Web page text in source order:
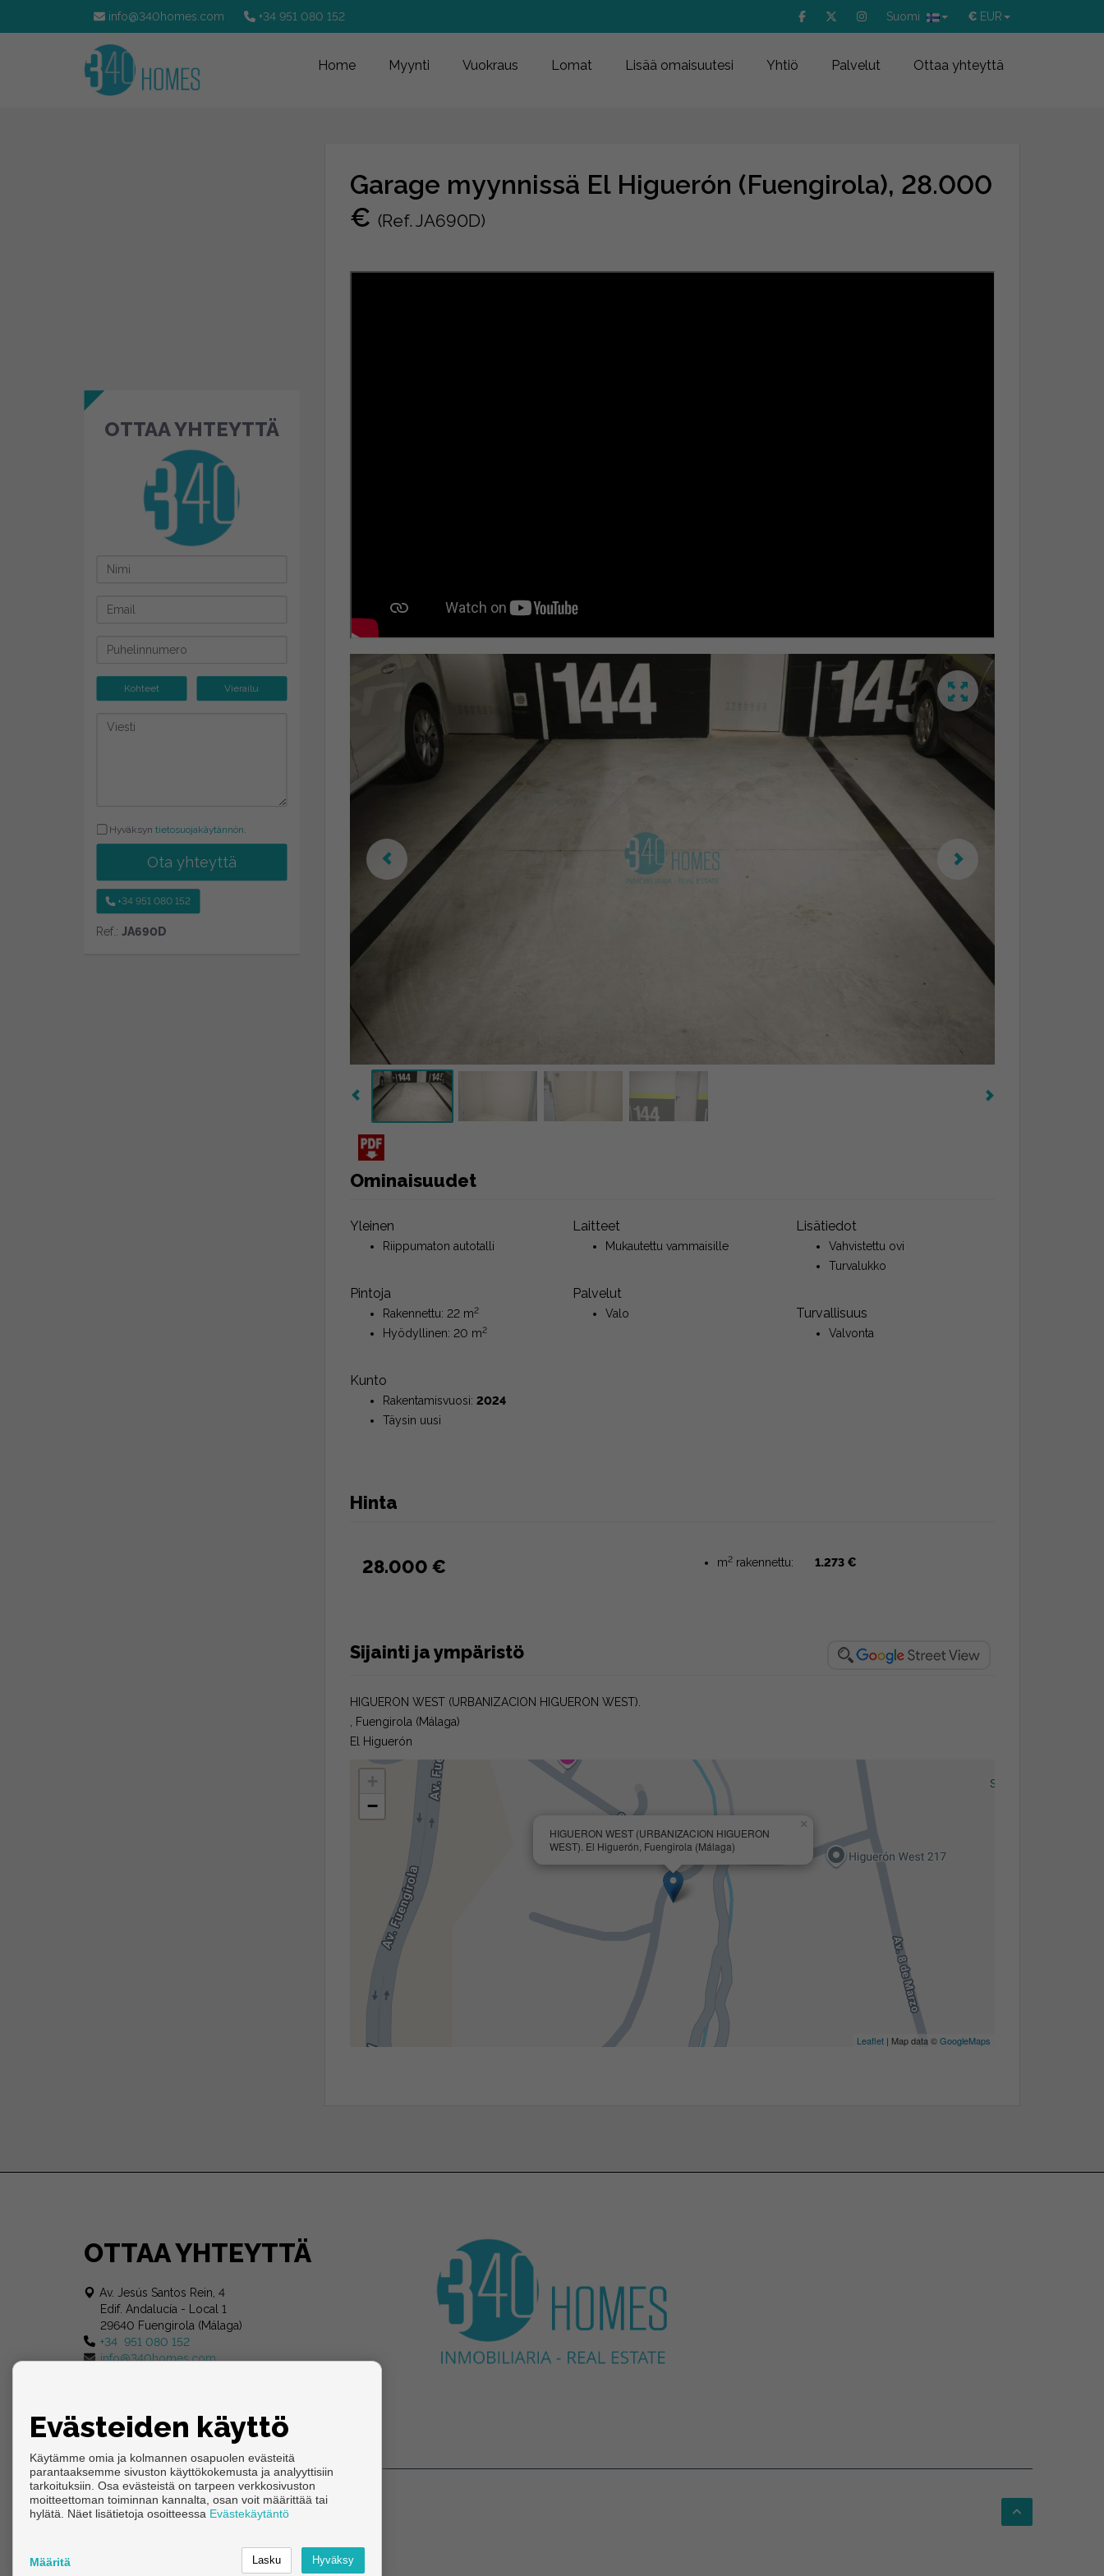
info@340homes.com +34 951 080 152 € EUR
Suomi
Home Myynti Vuokraus Lomat Lisää omaisuutesi Yhtiö Palvelut Ottaa yhteyttä
Garage myynnissä El Higuerón (Fuengirola), 28.000
€ (Ref. JA690D)
Ominaisuudet
Yleinen
Riippumaton autotalli
Pintoja
Rakennettu: 22 m2
Hyödyllinen: 20 m2
Kunto
Rakentamisvuosi: 2024
Täysin uusi
Laitteet
Mukautettu vammaisille
Palvelut
Valo
Lisätiedot
Vahvistettu ovi
Turvalukko
Turvallisuus
Valvonta
Hinta
28.000 € m2 rakennettu: 1.273 €
Sijainti ja ympäristö
HIGUERON WEST (URBANIZACION HIGUERON WEST).
, Fuengirola (Málaga)
El Higuerón
HIGUERON WEST (URBANIZACION HIGUERON
WEST). El Higuerón, Fuengirola (Málaga)
×
−
Leaflet | Map data ©GoogleMaps
OTTAA YHTEYTTÄ
Kohteet Vierailu
Hyväksyn tietosuojakäytännön.
Ota yhteyttä
+34 951 080 152
Ref.: JA690D
OTTAA YHTEYTTÄ
Av. Jesús Santos Rein, 4
Edif. Andalucía - Local 1
29640 Fuengirola (Málaga)
+34 951 080 152
info@340homes.com
Copyright © 2026. Kaikki oikeudet pidätetään.
Evästeiden käyttö
Käytämme omia ja kolmannen osapuolen evästeitä
parantaaksemme sivuston käyttökokemusta ja analyyttisiin
tarkoituksiin. Osa evästeistä on tarpeen verkkosivuston
moitteettoman toiminnan kannalta, osan voit määrittää tai
hylätä. Näet lisätietoja osoitteessa Evästekäytäntö
Määritä